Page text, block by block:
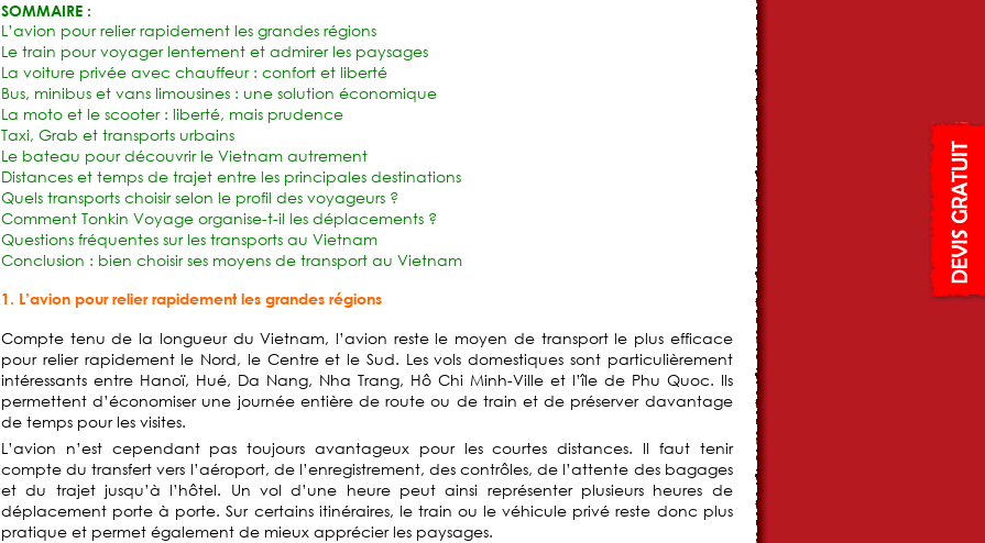
SOMMAIRE :
L’avion pour relier rapidement les grandes régions
Le train pour voyager lentement et admirer les paysages
La voiture privée avec chauffeur : confort et liberté
Bus, minibus et vans limousines : une solution économique
La moto et le scooter : liberté, mais prudence
Taxi, Grab et transports urbains
Le bateau pour découvrir le Vietnam autrement
Distances et temps de trajet entre les principales destinations
Quels transports choisir selon le profil des voyageurs ?
Comment Tonkin Voyage organise-t-il les déplacements ?
Questions fréquentes sur les transports au Vietnam
Conclusion : bien choisir ses moyens de transport au Vietnam
1. L’avion pour relier rapidement les grandes régions
Compte tenu de la longueur du Vietnam, l’avion reste le moyen de transport le plus efficace
pour relier rapidement le Nord, le Centre et le Sud. Les vols domestiques sont particulièrement
intéressants entre Hanoï, Hué, Da Nang, Nha Trang, Hô Chi Minh-Ville et l’île de Phu Quoc. Ils
permettent d’économiser une journée entière de route ou de train et de préserver davantage
de temps pour les visites.
L’avion n’est cependant pas toujours avantageux pour les courtes distances. Il faut tenir
compte du transfert vers l’aéroport, de l’enregistrement, des contrôles, de l’attente des bagages
et du trajet jusqu’à l’hôtel. Un vol d’une heure peut ainsi représenter plusieurs heures de
déplacement porte à porte. Sur certains itinéraires, le train ou le véhicule privé reste donc plus
pratique et permet également de mieux apprécier les paysages.